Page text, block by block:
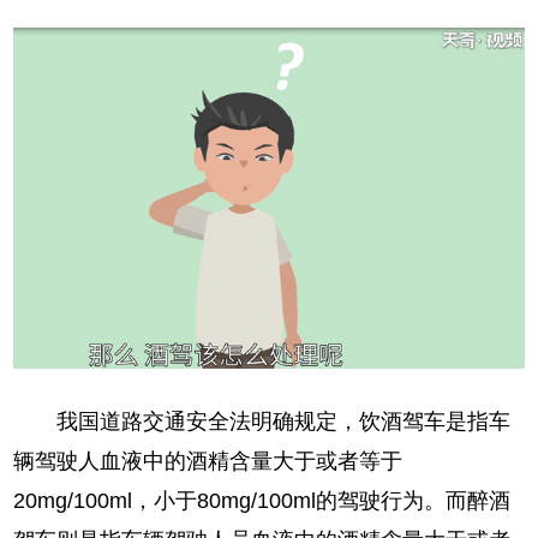
我国道路交通安全法明确规定，饮酒驾车是指车
辆驾驶人血液中的酒精含量大于或者等于
20mg/100ml，小于80mg/100ml的驾驶行为。而醉酒